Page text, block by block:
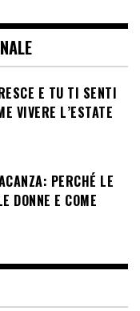
E TU TI SENTI
VIVERE L’ESTATE
PERCHÉ LE
DONNE E COME